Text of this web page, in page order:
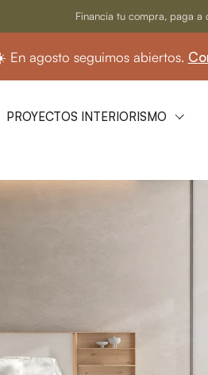
Financia tu compra, paga a
seguimos abiertos.
PROYECTOS INTERIORISMO